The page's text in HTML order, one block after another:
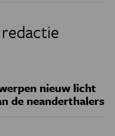
nieuw licht
de neanderthalers